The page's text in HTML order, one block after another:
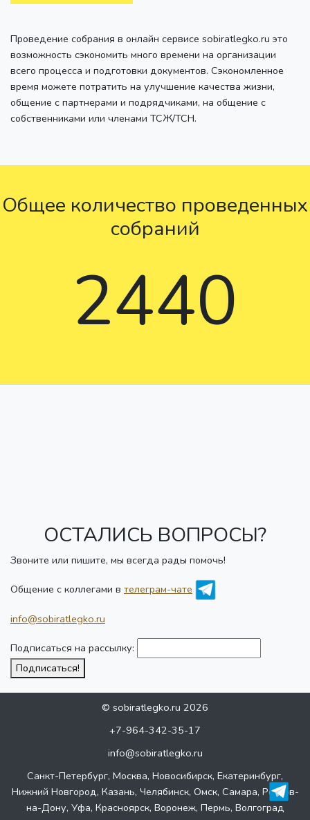
Проведение собрания в онлайн сервисе sobiratlegko.ru это
возможность сэкономить много времени на организации
всего процесса и подготовки документов. Сэкономленное
время можете потратить на улучшение качества жизни,
общение с партнерами и подрядчиками, на общение с
собственниками или членами ТСЖ/ТСН.
Общее количество проведенных
собраний
2440
ОСТАЛИСЬ ВОПРОСЫ?
Звоните или пишите, мы всегда рады помочь!
Общение с коллегами в телеграм-чате
info@sobiratlegko.ru
Подписаться на рассылку:
Подписаться!
© sobiratlegko.ru 2026
+7-964-342-35-17
info@sobiratlegko.ru
Санкт-Петербург, Москва, Новосибирск, Екатеринбург,
Нижний Новгород, Казань, Челябинск, Омск, Самара, Ростов-
на-Дону, Уфа, Красноярск, Воронеж, Пермь, Волгоград